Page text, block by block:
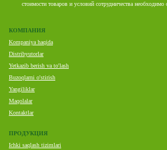
стоимости товаров и условий сотрудничества
КОМПАНИЯ
Kompaniya haqida
Distribyutorlar
Yetkazib berish va to'lash
Buzoqlarni o'stirish
Yangiliklar
Maqolalar
Kontaktlar
ПРОДУКЦИЯ
Ichki saqlash tizimlari